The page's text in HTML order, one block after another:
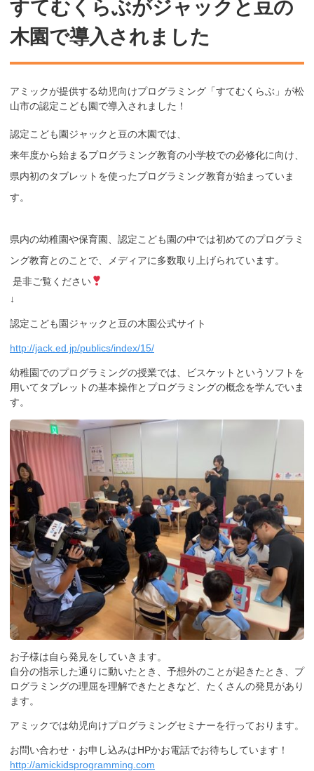
すてむくらぶがジャックと豆の
木園で導入されました
アミックが提供する幼児向けプログラミング「すてむくらぶ」が松
山市の認定こども園で導入されました！
認定こども園ジャックと豆の木園では、
来年度から始まるプログラミング教育の小学校での必修化に向け、
県内初のタブレットを使ったプログラミング教育が始まっていま
す。
県内の幼稚園や保育園、認定こども園の中では初めてのプログラミ
ング教育とのことで、メディアに多数取り上げられています。
是非ご覧ください
↓
認定こども園ジャックと豆の木園公式サイト
http://jack.ed.jp/publics/index/15/
幼稚園でのプログラミングの授業では、ビスケットというソフトを
用いてタブレットの基本操作とプログラミングの概念を学んでいま
す。
お子様は自ら発見をしていきます。
自分の指示した通りに動いたとき、予想外のことが起きたとき、プ
ログラミングの理屈を理解できたときなど、たくさんの発見があり
ます。
アミックでは幼児向けプログラミングセミナーを行っております。
お問い合わせ・お申し込みはHPかお電話でお待ちしています！
http://amickidsprogramming.com